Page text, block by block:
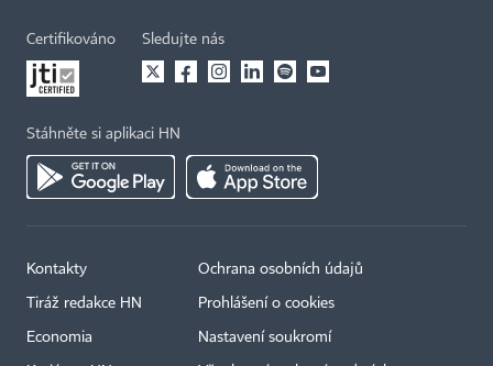
Certifikováno Sledujte nás
Stáhněte si aplikaci HN
Kontakty
Tiráž redakce HN
Economia
Ochrana osobních údajů
Prohlášení o cookies
Nastavení soukromí